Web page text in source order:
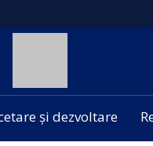
și dezvoltare